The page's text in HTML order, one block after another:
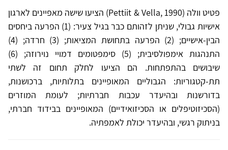
פטיט וולה (Pettiit & Vella, 1990) הציעו שישה מאפיינים לארגון
אישיות גבולי, שניתן לזהותם כבר בגיל צעיר: (1) הפרעה ביחסים
הבין-אישיים; (2) הפרעה בתחושת המציאות; (3) חרדה; (4)
התנהגות אימפולסיבית; (5) סימפטומים דמויי נוירוזה; (6)
שיבושים בהתפתחות. הם הציעו לחלק תחום זה לשתי
תת-קטגוריות: הגבוליים המאופיינים בתלותיות, ברכושנות,
בדורשנות ובהיעדר עכבות חברתיות; לעומת המוזרים
(הסכיזוטיפלים או הסכיזואידיים) המאופיינים בבידוד חברתי,
בניתוק רגשי, ובהיעדר יכולת לאמפתיה.